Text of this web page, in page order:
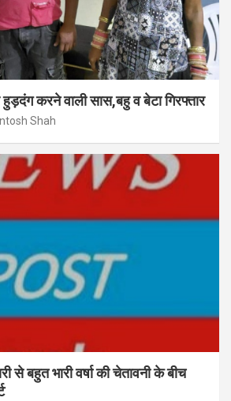
करने वाली सास,बहु व बेटा गिरफ्तार
Shah
से बहुत भारी वर्षा की चेतावनी के बीच